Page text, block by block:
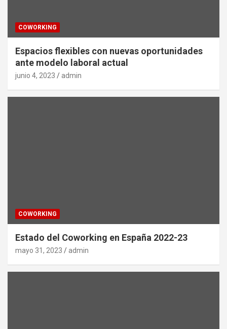
COWORKING
Espacios flexibles con nuevas oportunidades
ante modelo laboral actual
junio 4, 2023 admin
COWORKING
Estado del Coworking en España 2022-23
mayo 31, 2023 admin